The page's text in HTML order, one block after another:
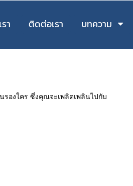
า ติดต่อเรา บทความ
องใคร ซึ่งคุณจะเพลิดเพลินไปกับ